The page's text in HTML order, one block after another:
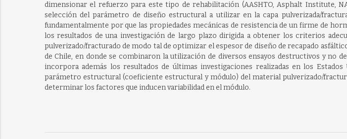
dimensionar el refuerzo para este tipo de rehabilitación (AASHTO, Asphalt Institute,
selección del parámetro de diseño estructural a utilizar en la capa pulverizada/
fundamentalmente por que las propiedades mecánicas de resistencia de un firme de
los resultados de una investigación de largo plazo dirigida a obtener los criterios
pulverizado/fracturado de modo tal de optimizar el espesor de diseño de recapado
de Chile, en donde se combinaron la utilización de diversos ensayos destructivos y no
incorpora además los resultados de últimas investigaciones realizadas en los
parámetro estructural (coeficiente estructural y módulo) del material pulverizado/
determinar los factores que inducen variabilidad en el módulo.